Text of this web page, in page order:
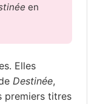
en
Elles
Destinée,
premiers titres